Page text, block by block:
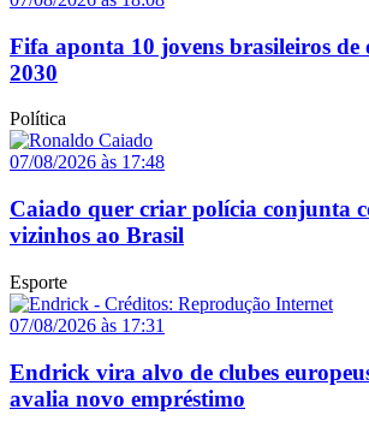
Fifa aponta 10 jovens brasileiros de
2030
Política
07/08/2026 às 17:48
Caiado quer criar polícia conjunta
vizinhos ao Brasil
Esporte
07/08/2026 às 17:31
Endrick vira alvo de clubes
avalia novo empréstimo